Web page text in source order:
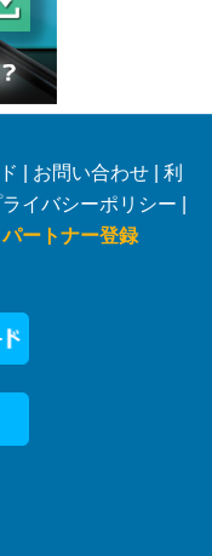
お問い合わせ
利
ライバシーポリシー
パートナー登録